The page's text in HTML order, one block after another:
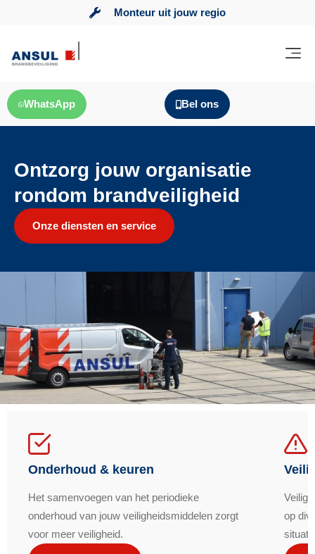
Monteur uit jouw regio
WhatsApp Bel ons
Ontzorg jouw organisatie
rondom brandveiligheid
Onze diensten en service
Onderhoud & keuren
Het samenvoegen van het periodieke
onderhoud van jouw veiligheidsmiddelen zorgt
voor meer veiligheid.
op